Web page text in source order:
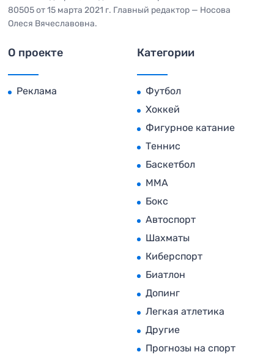
80505 от 15 марта 2021 г. Главный редактор — Носова
Олеся Вячеславовна.
О проекте
Реклама
Категории
Футбол
Хоккей
Фигурное катание
Теннис
Баскетбол
MMA
Бокс
Автоспорт
Шахматы
Киберспорт
Биатлон
Допинг
Легкая атлетика
Другие
Прогнозы на спорт